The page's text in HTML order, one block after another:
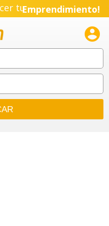
tuEmprendimiento!
